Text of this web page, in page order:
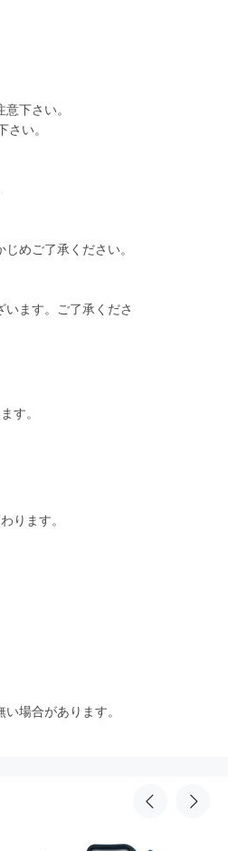
下さい。
い。
めご了承ください。
ます。ご了承くださ
す。
ります。
場合があります。